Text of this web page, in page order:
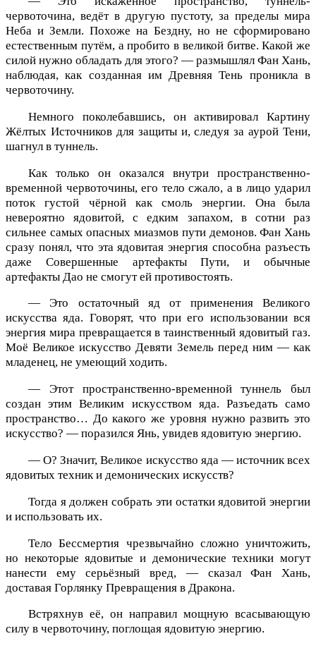
червоточина, ведёт в другую пустоту, за пределы мира
Неба и Земли. Похоже на Бездну, но не сформировано
естественным путём, а пробито в великой битве. Какой же
силой нужно обладать для этого? — размышлял Фан Хань,
наблюдая, как созданная им Древняя Тень проникла в
червоточину.
Немного поколебавшись, он активировал Картину
Жёлтых Источников для защиты и, следуя за аурой Тени,
шагнул в туннель.
Как только он оказался внутри пространственно-
временной червоточины, его тело сжало, а в лицо ударил
поток густой чёрной как смоль энергии. Она была
невероятно ядовитой, с едким запахом, в сотни раз
сильнее самых опасных миазмов пути демонов. Фан Хань
сразу понял, что эта ядовитая энергия способна разъесть
даже Совершенные артефакты Пути, и обычные
артефакты Дао не смогут ей противостоять.
— Это остаточный яд от применения Великого
искусства яда. Говорят, что при его использовании вся
энергия мира превращается в таинственный ядовитый газ.
Моё Великое искусство Девяти Земель перед ним — как
младенец, не умеющий ходить.
— Этот пространственно-временной туннель был
создан этим Великим искусством яда. Разъедать само
пространство… До какого же уровня нужно развить это
искусство? — поразился Янь, увидев ядовитую энергию.
— О? Значит, Великое искусство яда — источник всех
ядовитых техник и демонических искусств?
Тогда я должен собрать эти остатки ядовитой энергии
и использовать их.
Тело Бессмертия чрезвычайно сложно уничтожить,
но некоторые ядовитые и демонические техники могут
нанести ему серьёзный вред, — сказал Фан Хань,
доставая Горлянку Превращения в Дракона.
Встряхнув её, он направил мощную всасывающую
силу в червоточину, поглощая ядовитую энергию.